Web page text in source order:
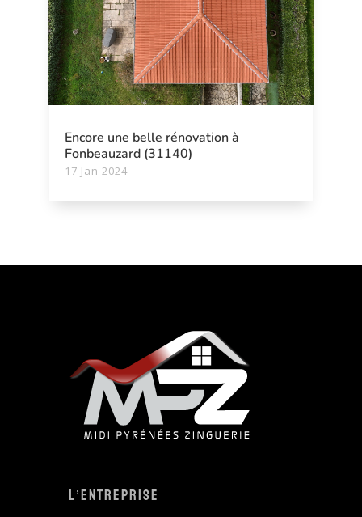
Encore une belle rénovation à
Fonbeauzard (31140)
17 Jan 2024
L’entreprise